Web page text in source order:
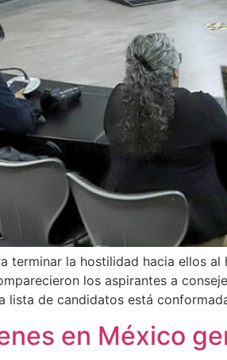
terminar la hostilidad hacia ellos
los aspirantes a
lista de candidatos está
en México